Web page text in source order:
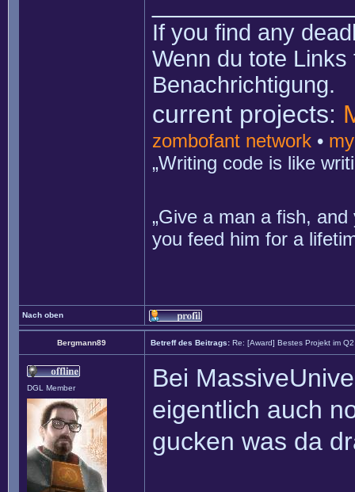
If you find any
Wenn du tote
Benachrichtigung.
current projects:
zombofant network •
„Writing code is like
„Give a man a fish,
you feed him for a
Nach oben
Bergmann89 Betreff des Beitrags: Re: [Award] Bestes Projekt im
DGL Member
Bei
eigentlich auch
gucken was da